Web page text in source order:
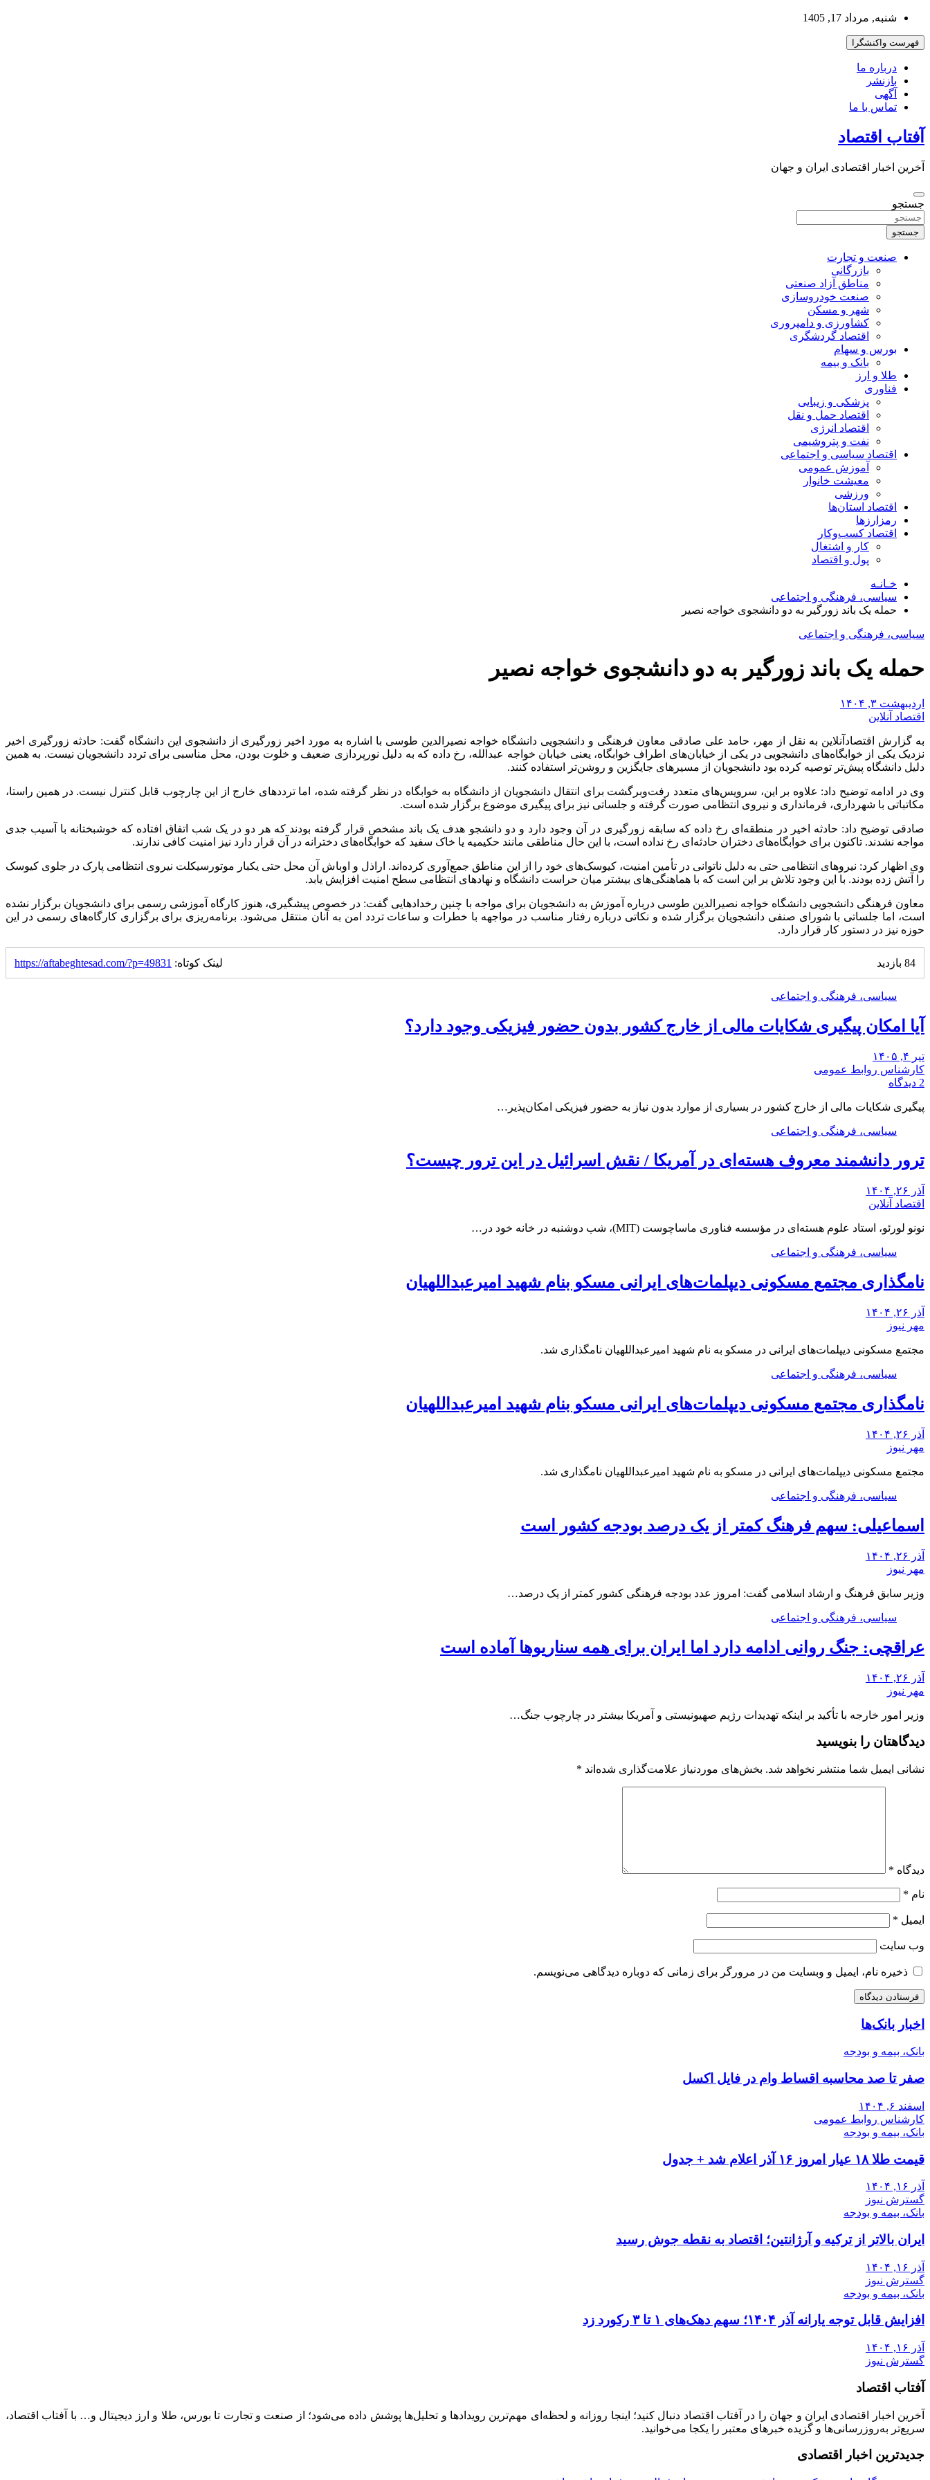
بروید
شنبه, مرداد 17, 1405
فهرست واکنشگرا
درباره ما
بازنشر
آگهی
تماس با ما
آفتاب اقتصاد
آخرین اخبار اقتصادی ایران و جهان
جستجو
جستجو
صنعت و تجارت
بازرگانی
مناطق آزاد صنعتی
صنعت خودروسازی
شهر و مسکن
کشاورزی و دامپروری
اقتصاد گردشگری
بورس و سهام
بانک و بیمه
طلا و ارز
فناوری
پزشکی و زیبایی
اقتصاد حمل و نقل
اقتصاد انرژی
نفت و پتروشیمی
اقتصاد سیاسی و اجتماعی
آموزش عمومی
معیشت خانوار
ورزشی
اقتصاد استان‌ها
رمزارزها
اقتصاد کسب‌و‌کار
کار و اشتغال
پول و اقتصاد
خـانـه
سیاسی، فرهنگی و اجتماعی
حمله یک باند زورگیر به دو دانشجوی خواجه نصیر
سیاسی، فرهنگی و اجتماعی
حمله یک باند زورگیر به دو دانشجوی خواجه نصیر
اردیبهشت ۳, ۱۴۰۴
اقتصاد آنلاین
به گزارش اقتصادآنلاین به نقل از مهر، حامد علی صادقی معاون فرهنگی و دانشجویی دانشگاه خواجه نصیرالدین طوسی با اشاره به مورد اخیر زورگیری از دانشجوی این دانشگاه گفت: حادثه زورگیری اخیر
نزدیک یکی از خوابگاه‌های دانشجویی در یکی از خیابان‌های اطراف خوابگاه، یعنی خیابان خواجه عبدالله، رخ داده که به دلیل نورپردازی ضعیف و خلوت بودن، محل مناسبی برای تردد دانشجویان نیست. به همین
دلیل دانشگاه پیش‌تر توصیه کرده بود دانشجویان از مسیر‌های جایگزین و روشن‌تر استفاده کنند.
وی در ادامه توضیح داد: علاوه بر این، سرویس‌های متعدد رفت‌وبرگشت برای انتقال دانشجویان از دانشگاه به خوابگاه در نظر گرفته شده، اما تردد‌های خارج از این چارچوب قابل کنترل نیست. در همین راستا،
مکاتباتی با شهرداری، فرمانداری و نیروی انتظامی صورت گرفته و جلساتی نیز برای پیگیری موضوع برگزار شده است.
صادقی توضیح داد: حادثه اخیر در منطقه‌ای رخ داده که سابقه زورگیری در آن وجود دارد و دو دانشجو هدف یک باند مشخص قرار گرفته بودند که هر دو در یک شب اتفاق افتاده که خوشبختانه با آسیب جدی
مواجه نشدند. تاکنون برای خوابگاه‌های دختران حادثه‌ای رخ نداده است، با این حال مناطقی مانند حکیمیه یا خاک سفید که خوابگاه‌های دخترانه در آن قرار دارد نیز امنیت کافی ندارند.
وی اظهار کرد: نیرو‌های انتظامی حتی به دلیل ناتوانی در تأمین امنیت، کیوسک‌های خود را از این مناطق جمع‌آوری کرده‌اند. اراذل و اوباش آن محل حتی یکبار موتورسیکلت نیروی انتظامی پارک در جلوی کیوسک
را آتش زده بودند. با این وجود تلاش بر این است که با هماهنگی‌های بیشتر میان حراست دانشگاه و نهاد‌های انتظامی سطح امنیت افزایش یابد.
معاون فرهنگی دانشجویی دانشگاه خواجه نصیرالدین طوسی درباره آموزش به دانشجویان برای مواجه با چنین رخداد‌هایی گفت: در خصوص پیشگیری، هنوز کارگاه آموزشی رسمی برای دانشجویان برگزار نشده
است، اما جلساتی با شورای صنفی دانشجویان برگزار شده و نکاتی درباره رفتار مناسب در مواجهه با خطرات و ساعات تردد امن به آنان منتقل می‌شود. برنامه‌ریزی برای برگزاری کارگاه‌های رسمی در این
حوزه نیز در دستور کار قرار دارد.
84 بازدید لینک کوتاه: https://aftabeghtesad.com/?p=49831
سیاسی، فرهنگی و اجتماعی
آیا امکان پیگیری شکایات مالی از خارج کشور بدون حضور فیزیکی وجود دارد؟
تیر ۴, ۱۴۰۵
کارشناس روابط عمومی
2 دیدگاه
پیگیری شکایات مالی از خارج کشور در بسیاری از موارد بدون نیاز به حضور فیزیکی امکان‌پذیر…
سیاسی، فرهنگی و اجتماعی
ترور دانشمند معروف هسته‌ای در آمریکا / نقش اسرائیل در این ترور چیست؟
آذر ۲۶, ۱۴۰۴
اقتصاد آنلاین
نونو لورئو، استاد علوم هسته‌ای در مؤسسه فناوری ماساچوست (MIT)، شب دوشنبه در خانه خود در…
سیاسی، فرهنگی و اجتماعی
نامگذاری مجتمع مسکونی دیپلمات‌های ایرانی مسکو بنام شهید امیرعبداللهیان
آذر ۲۶, ۱۴۰۴
مهر نیوز
مجتمع مسکونی دیپلمات‌های ایرانی در مسکو به نام شهید امیرعبداللهیان نامگذاری شد.
سیاسی، فرهنگی و اجتماعی
نامگذاری مجتمع مسکونی دیپلمات‌های ایرانی مسکو بنام شهید امیرعبداللهیان
آذر ۲۶, ۱۴۰۴
مهر نیوز
مجتمع مسکونی دیپلمات‌های ایرانی در مسکو به نام شهید امیرعبداللهیان نامگذاری شد.
سیاسی، فرهنگی و اجتماعی
اسماعیلی: سهم فرهنگ کمتر از یک درصد بودجه کشور است
آذر ۲۶, ۱۴۰۴
مهر نیوز
وزیر سابق فرهنگ و ارشاد اسلامی گفت: امروز عدد بودجه فرهنگی کشور کمتر از یک درصد…
سیاسی، فرهنگی و اجتماعی
عراقچی: جنگ روانی ادامه دارد اما ایران برای همه سناریوها آماده است
آذر ۲۶, ۱۴۰۴
مهر نیوز
وزیر امور خارجه با تأکید بر اینکه تهدیدات رژیم صهیونیستی و آمریکا بیشتر در چارچوب جنگ…
دیدگاهتان را بنویسید
نشانی ایمیل شما منتشر نخواهد شد. بخش‌های موردنیاز علامت‌گذاری شده‌اند *
دیدگاه *
نام *
ایمیل *
وب‌ سایت
ذخیره نام، ایمیل و وبسایت من در مرورگر برای زمانی که دوباره دیدگاهی می‌نویسم.
اخبار بانک‌ها
بانک، بیمه و بودجه
صفر تا صد محاسبه اقساط وام در فایل اکسل
اسفند ۶, ۱۴۰۴
کارشناس روابط عمومی
بانک، بیمه و بودجه
قیمت طلا ۱۸ عیار امروز ۱۶ آذر اعلام شد + جدول
آذر ۱۶, ۱۴۰۴
گسترش نیوز
بانک، بیمه و بودجه
ایران بالاتر از ترکیه و آرژانتین؛ اقتصاد به نقطه جوش رسید
آذر ۱۶, ۱۴۰۴
گسترش نیوز
بانک، بیمه و بودجه
افزایش قابل توجه یارانه آذر ۱۴۰۴؛ سهم دهک‌های ۱ تا ۳ رکورد زد
آذر ۱۶, ۱۴۰۴
گسترش نیوز
آفتاب اقتصاد
آخرین اخبار اقتصادی ایران و جهان را در آفتاب اقتصاد دنبال کنید؛ اینجا روزانه و لحظه‌ای مهم‌ترین رویدادها و تحلیل‌ها پوشش داده می‌شود؛ از صنعت و تجارت تا بورس، طلا و ارز دیجیتال و… با آفتاب اقتصاد،
سریع‌تر به‌روزرسانی‌ها و گزیده خبرهای معتبر را یکجا می‌خوانید.
جدیدترین اخبار اقتصادی